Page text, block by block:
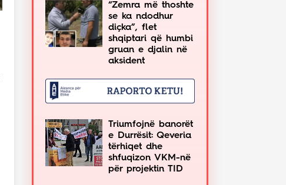
“Zemra më thoshte
se ka ndodhur
diçka”, flet
shqiptari që humbi
gruan e djalin në
aksident
Triumfojnë banorët
e Durrësit: Qeveria
tërhiqet dhe
shfuqizon VKM-në
për projektin TID